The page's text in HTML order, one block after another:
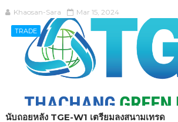
Khaosan-Sara Mar 15, 2024
TRADE
นับถอยหลัง TGE-W1 เตรียมลงสนามเทรด